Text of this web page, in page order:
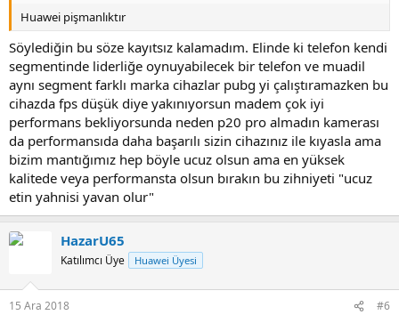
Huawei pişmanlıktır
Söylediğin bu söze kayıtsız kalamadım. Elinde ki telefon kendi
segmentinde liderliğe oynuyabilecek bir telefon ve muadil
aynı segment farklı marka cihazlar pubg yi çalıştıramazken bu
cihazda fps düşük diye yakınıyorsun madem çok iyi
performans bekliyorsunda neden p20 pro almadın kamerası
da performansıda daha başarılı sizin cihazınız ile kıyasla ama
bizim mantığımız hep böyle ucuz olsun ama en yüksek
kalitede veya performansta olsun bırakın bu zihniyeti "ucuz
etin yahnisi yavan olur"
HazarU65
Katılımcı Üye Huawei Üyesi
15 Ara 2018 #6